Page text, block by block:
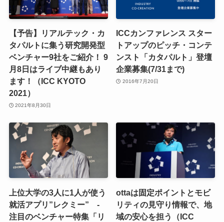
【予告】リアルテック・カ
タパルトに集う研究開発型
ベンチャー9社をご紹介！ 9
月8日はライブ中継もあり
ます！（ICC KYOTO
2021）
2021年8月30日
ICCカンファレンス スター
トアップのピッチ・コンテ
ンスト「カタパルト」登壇
企業募集(7/31まで)
2016年7月20日
上位大学の3人に1人が使う
就活アプリ”レクミー” -
注目のベンチャー特集「リ
ottaは固定ポイントとモビ
リティの見守り情報で、地
域の安心を担う（ICC